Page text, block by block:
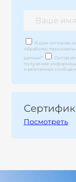
Я даю согласие
обработку
данных*
получение
и рекламных
Посмотреть